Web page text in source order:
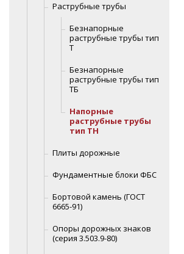
Раструбные трубы
Безнапорные
раструбные трубы тип
Т
Безнапорные
раструбные трубы тип
ТБ
Напорные
раструбные трубы
тип ТН
Плиты дорожные
Фундаментные блоки ФБС
Бортовой камень (ГОСТ
6665-91)
Опоры дорожных знаков
(серия 3.503.9-80)